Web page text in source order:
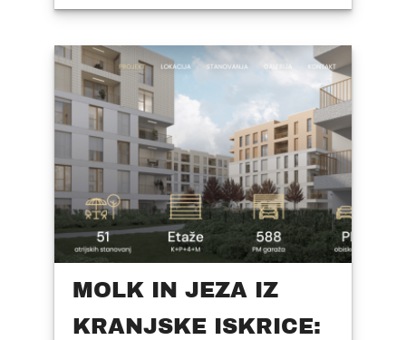
MOLK IN JEZA IZ
KRANJSKE ISKRICE: